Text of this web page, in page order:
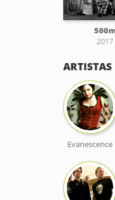
2017
Evanescence